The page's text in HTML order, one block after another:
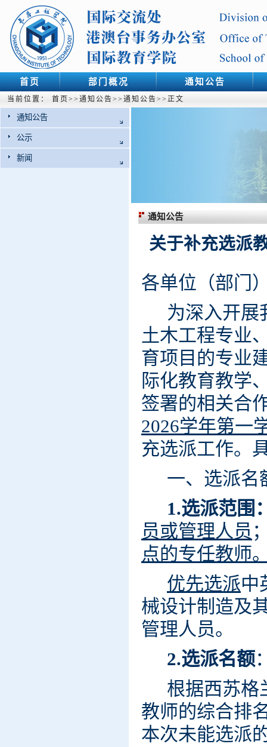
首页 部门概况 通知公告
当前位置： 首页 >> 通知公告>> 通知公告>> 正文
通知公告
公示
新闻
通知公告
关于补充选派
各单位（部门
为深入开展
土木工程专业
育项目的专业
际化教育教学
签署的相关合
2026学年第一
充选派工作。
一、选派名
1.选派范围
员或管理人员
点的专任教师
优先选派中
械设计制造及
管理人员。
2.选派名额
根据西苏格
教师的综合排
本次未能选派